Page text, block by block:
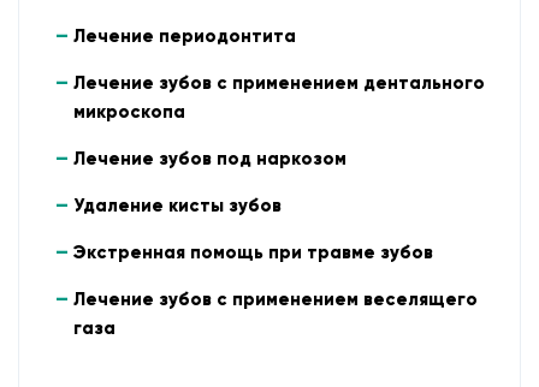
Лечение периодонтита
Лечение зубов с применением дентального
микроскопа
Лечение зубов под наркозом
Удаление кисты зубов
Экстренная помощь при травме зубов
Лечение зубов с применением веселящего
газа